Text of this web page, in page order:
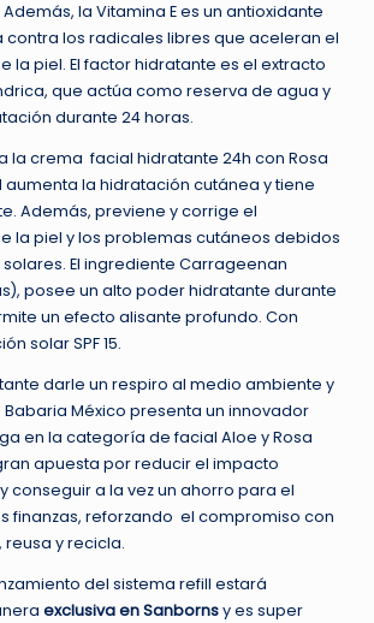
la Vitamina E es un antioxidante
contra los radicales libres que aceleran el
la piel. El factor hidratante es el extracto
que actúa como reserva de agua y
durante 24 horas.
la crema facial hidratante 24h con Rosa
aumenta la hidratación cutánea y tiene
Además, previene y corrige el
la piel y los problemas cutáneos debidos
El ingrediente Carrageenan
posee un alto poder hidratante durante
un efecto alisante profundo. Con
solar SPF 15.
darle un respiro al medio ambiente y
Babaria México presenta un innovador
en la categoría de facial Aloe y Rosa
apuesta por reducir el impacto
conseguir a la vez un ahorro para el
finanzas, reforzando el compromiso con
reusa y recicla.
del sistema refill estará
exclusiva en Sanbornsy es super